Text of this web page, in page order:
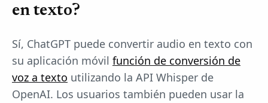
en texto?
Sí, ChatGPT puede convertir audio en texto con
su aplicación móvil función de conversión de
voz a texto utilizando la API Whisper de
OpenAI. Los usuarios también pueden usar la